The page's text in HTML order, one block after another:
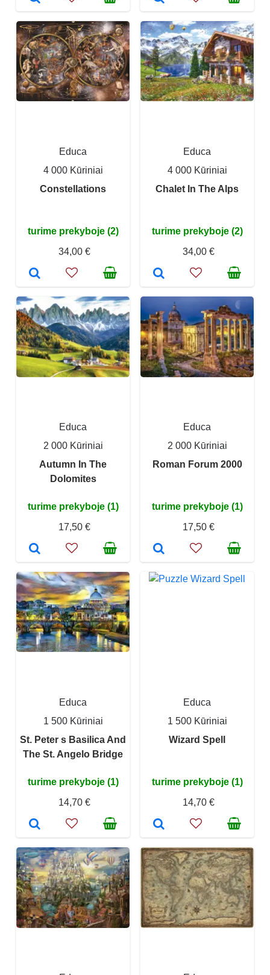
Educa
4 000 Kūriniai
Constellations
turime prekyboje (2)
34,00 €
Educa
4 000 Kūriniai
Chalet In The Alps
turime prekyboje (2)
34,00 €
Educa
2 000 Kūriniai
Autumn In The
Dolomites
turime prekyboje (1)
17,50 €
Educa
2 000 Kūriniai
Roman Forum 2000
turime prekyboje (1)
17,50 €
Educa
1 500 Kūriniai
St. Peter s Basilica And
The St. Angelo Bridge
turime prekyboje (1)
14,70 €
Educa
1 500 Kūriniai
Wizard Spell
turime prekyboje (1)
14,70 €